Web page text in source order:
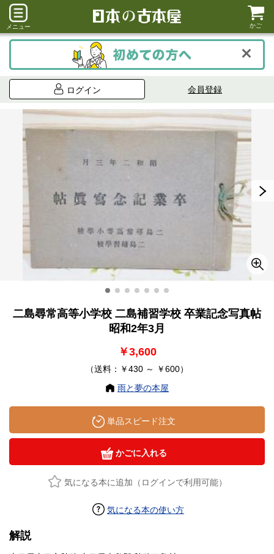
メニュー かご
ログイン 会員登録
二島尋常高等小学校 二島補習学校 卒業記念写真帖
昭和2年3月
￥3,600
（送料：￥430 ～ ￥600）
雨と夢の本屋
単品スピード注文
かごに入れる
気になる本に追加（ログインで利用可能）
気になる本の使い方
解説